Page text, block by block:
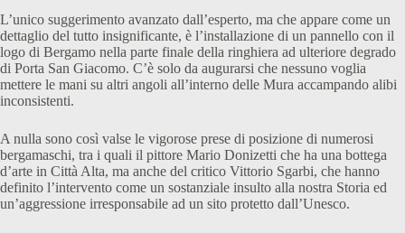
L’unico suggerimento avanzato dall’esperto, ma che appare come un
dettaglio del tutto insignificante, è l’installazione di un pannello con il
logo di Bergamo nella parte finale della ringhiera ad ulteriore degrado
di Porta San Giacomo. C’è solo da augurarsi che nessuno voglia
mettere le mani su altri angoli all’interno delle Mura accampando alibi
inconsistenti.
A nulla sono così valse le vigorose prese di posizione di numerosi
bergamaschi, tra i quali il pittore Mario Donizetti che ha una bottega
d’arte in Città Alta, ma anche del critico Vittorio Sgarbi, che hanno
definito l’intervento come un sostanziale insulto alla nostra Storia ed
un’aggressione irresponsabile ad un sito protetto dall’Unesco.